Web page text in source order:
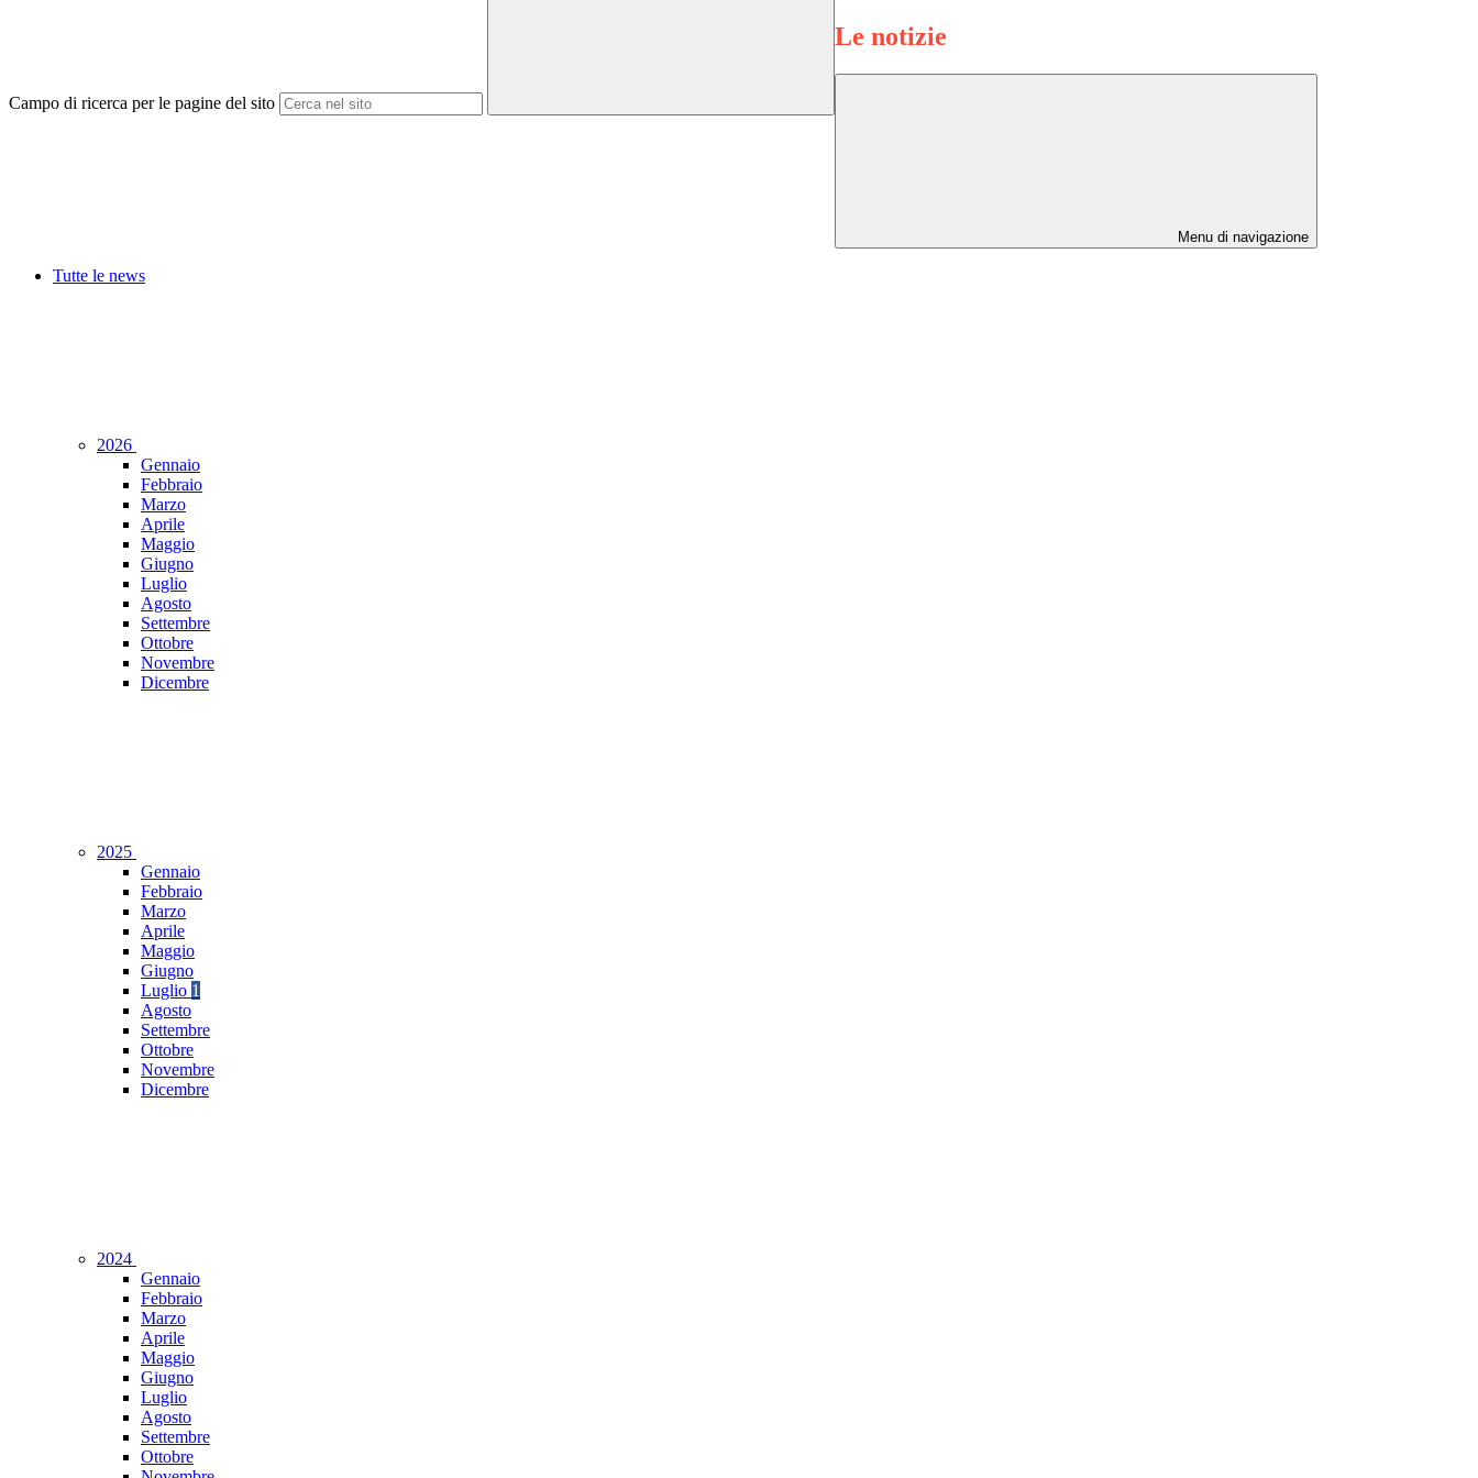
Campo di ricerca per le pagine del sito
Le notizie
Menu di navigazione
Tutte le news
2026
Gennaio
Febbraio
Marzo
Aprile
Maggio
Giugno
Luglio
Agosto
Settembre
Ottobre
Novembre
Dicembre
2025
Gennaio
Febbraio
Marzo
Aprile
Maggio
Giugno
Luglio 1
Agosto
Settembre
Ottobre
Novembre
Dicembre
2024
Gennaio
Febbraio
Marzo
Aprile
Maggio
Giugno
Luglio
Agosto
Settembre
Ottobre